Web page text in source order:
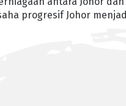
progresif Johor